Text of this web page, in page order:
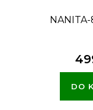
DO